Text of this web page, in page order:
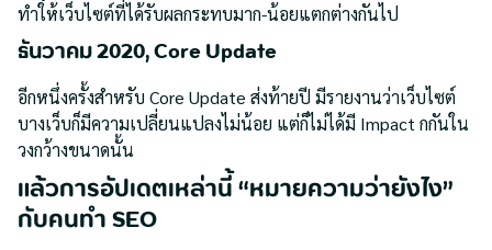
ทำให้เว็บไซต์ที่ได้รับผลกระทบมาก-น้อยแตกต่างกันไป
ธันวาคม 2020, Core Update
อีกหนึ่งครั้งสำหรับ Core Update ส่งท้ายปี มีรายงานว่าเว็บไซต์
บางเว็บก็มีความเปลี่ยนแปลงไม่น้อย แต่ก็ไม่ได้มี Impact กกันใน
วงกว้างขนาดนั้น
แล้วการอัปเดตเหล่านี้ “หมายความว่ายังไง”
กับคนทำ SEO